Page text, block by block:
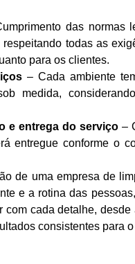
das normas
todas as
para os clientes.
– Cada ambiente
medida,
e entrega do serviço –
entregue conforme o
de uma empresa de
e a rotina das
com cada detalhe,
consistentes para